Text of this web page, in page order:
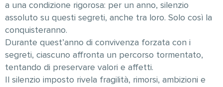
a una condizione rigorosa: per un anno, silenzio
assoluto su questi segreti, anche tra loro. Solo così la
conquisteranno.
Durante quest’anno di convivenza forzata con i
segreti, ciascuno affronta un percorso tormentato,
tentando di preservare valori e affetti.
Il silenzio imposto rivela fragilità, rimorsi, ambizioni e